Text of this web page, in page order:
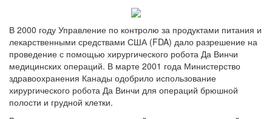
В 2000 году Управление по контролю за продуктами питания и
лекарственными средствами США (FDA) дало разрешение на
проведение с помощью хирургического робота Да Винчи
медицинских операций. В марте 2001 года Министерство
здравоохранения Канады одобрило использование
хирургического робота Да Винчи для операций брюшной
полости и грудной клетки.